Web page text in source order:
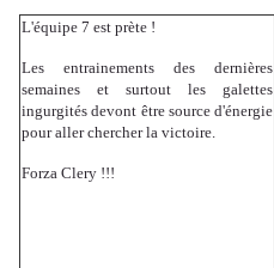
L'équipe 7 est prète !
Les entrainements des dernières
semaines et surtout les galettes
ingurgités devont être source d'énergie
pour aller chercher la victoire.
Forza Clery !!!